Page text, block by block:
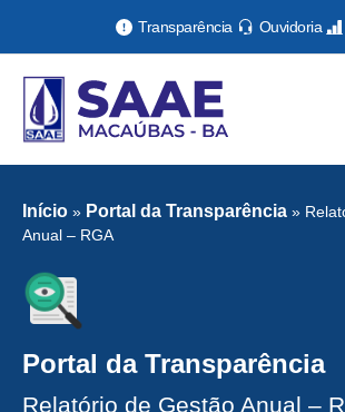
Transparência Ouvidoria
Início » Portal da Transparência »
Anual – RGA
Portal da Transparência
Relatório de Gestão Anual –